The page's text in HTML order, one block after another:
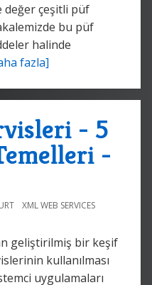
değer çeşitli püf
bu püf
halinde
fazla]
- 5
-
XML WEB SERVICES
geliştirilmiş bir keşif
kullanılması
uygulamaları